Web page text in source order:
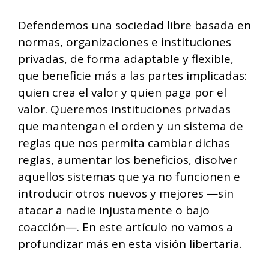
Defendemos una sociedad libre basada en
normas, organizaciones e instituciones
privadas, de forma adaptable y flexible,
que beneficie más a las partes implicadas:
quien crea el valor y quien paga por el
valor. Queremos instituciones privadas
que mantengan el orden y un sistema de
reglas que nos permita cambiar dichas
reglas, aumentar los beneficios, disolver
aquellos sistemas que ya no funcionen e
introducir otros nuevos y mejores —sin
atacar a nadie injustamente o bajo
coacción—. En este artículo no vamos a
profundizar más en esta visión libertaria.